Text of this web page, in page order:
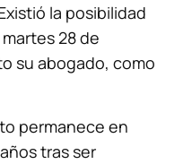
la posibilidad
28 de
su abogado, como
permanece en
tras ser